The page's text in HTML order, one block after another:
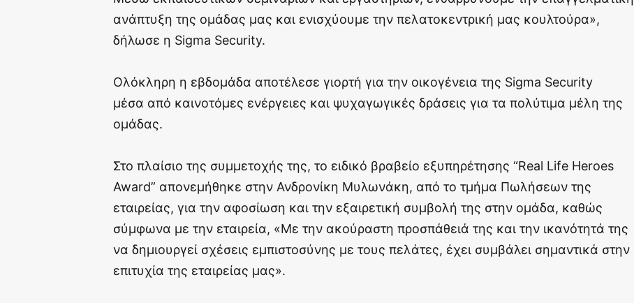
ανάπτυξη της ομάδας μας και ενισχύουμε την πελατοκεντρική μας κουλτούρα»,
δήλωσε η Sigma Security.
Ολόκληρη η εβδομάδα αποτέλεσε γιορτή για την οικογένεια της Sigma Security
μέσα από καινοτόμες ενέργειες και ψυχαγωγικές δράσεις για τα πολύτιμα μέλη της
ομάδας.
Στο πλαίσιο της συμμετοχής της, το ειδικό βραβείο εξυπηρέτησης “Real Life Heroes
Award” απονεμήθηκε στην Ανδρονίκη Μυλωνάκη, από το τμήμα Πωλήσεων της
εταιρείας, για την αφοσίωση και την εξαιρετική συμβολή της στην ομάδα, καθώς
σύμφωνα με την εταιρεία, «Με την ακούραστη προσπάθειά της και την ικανότητά της
να δημιουργεί σχέσεις εμπιστοσύνης με τους πελάτες, έχει συμβάλει σημαντικά στην
επιτυχία της εταιρείας μας».